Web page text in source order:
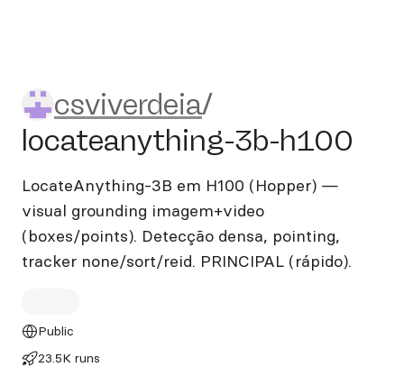
csviverdeia/
csviverdeia/
locateanything-3b-h100
LocateAnything-3B em H100 (Hopper) —
visual grounding imagem+video
(boxes/points). Detecção densa, pointing,
tracker none/sort/reid. PRINCIPAL (rápido).
Public
23.5K runs